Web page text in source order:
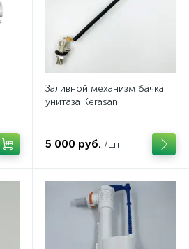
Заливной механизм бачка
унитаза Kerasan
5 000 руб. /шт